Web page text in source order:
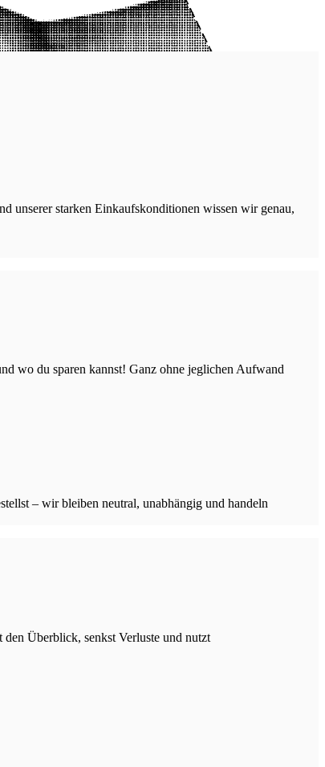
unserer starken Einkaufskonditionen wissen wir genau,
wo du sparen kannst! Ganz ohne jeglichen Aufwand
– wir bleiben neutral, unabhängig und handeln
den Überblick, senkst Verluste und nutzt